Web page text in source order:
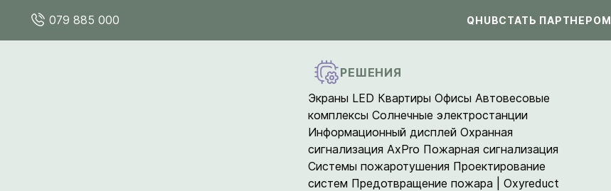
079 885 000 QHUBСТАТЬ ПАРТНЕРОМ
РЕШЕНИЯ
Экраны LED Квартиры Офисы Автовесовые
комплексыСолнечные электростанции
Информационный дисплей Охранная
сигнализация AxPro Пожарная сигнализация
Системы пожаротушения Проектирование
систем Предотвращение пожара | Oxyreduct